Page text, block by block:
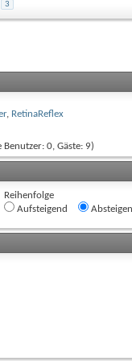
3
, RetinaReflex
Benutzer: 0, Gäste: 9)
Reihenfolge
Aufsteigend